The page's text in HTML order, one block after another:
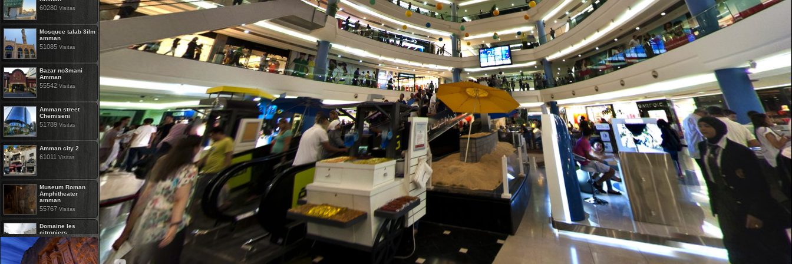
60280 Visitas
Mosquee talab 3ilm
amman
51085 Visitas
Bazar no3mani
Amman
55542 Visitas
Amman street
Chemiseni
51789 Visitas
Amman city 2
61011 Visitas
Museum Roman
Amphitheater
amman
55767 Visitas
Domaine les
citroniers
10290Visitas